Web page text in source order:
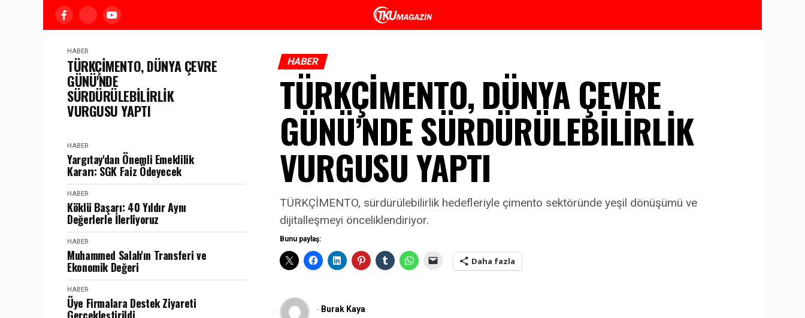
HABER
TÜRKÇİMENTO, DÜNYA ÇEVRE
GÜNÜ'NDE
SÜRDÜRÜLEBİLİRLİK
VURGUSU YAPTI
HABER
Yargıtay'dan Önemli Emeklilik
Kararı: SGK Faiz Ödeyecek
HABER
Köklü Başarı: 40 Yıldır Aynı
Değerlerle İlerliyoruz
HABER
Muhammed Salah'ın Transferi ve
Ekonomik Değeri
HABER
Üye Firmalara Destek Ziyareti
HABER
TÜRKÇİMENTO, DÜNYA ÇEVRE
GÜNÜ’NDE SÜRDÜRÜLEBİLİRLİK
VURGUSU YAPTI
TÜRKÇİMENTO, sürdürülebilirlik hedefleriyle çimento sektöründe yeşil dönüşümü ve
dijitalleşmeyi önceliklendiriyor.
Bunu paylaş:
Daha fazla
- Burak Kaya